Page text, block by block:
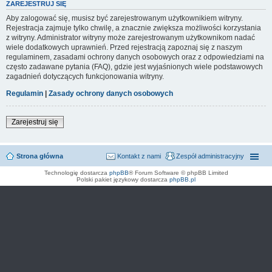
ZAREJESTRUJ SIĘ
Aby zalogować się, musisz być zarejestrowanym użytkownikiem witryny.
Rejestracja zajmuje tylko chwilę, a znacznie zwiększa możliwości korzystania
z witryny. Administrator witryny może zarejestrowanym użytkownikom nadać
wiele dodatkowych uprawnień. Przed rejestracją zapoznaj się z naszym
regulaminem, zasadami ochrony danych osobowych oraz z odpowiedziami na
często zadawane pytania (FAQ), gdzie jest wyjaśnionych wiele podstawowych
zagadnień dotyczących funkcjonowania witryny.
Regulamin | Zasady ochrony danych osobowych
Zarejestruj się
Strona główna Zespół administracyjny
Kontakt z nami
Technologię dostarcza phpBB® Forum Software © phpBB Limited
Polski pakiet językowy dostarcza phpBB.pl